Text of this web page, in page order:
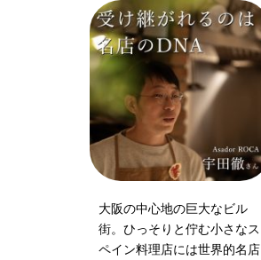
大阪の中心地の巨大なビル
街。ひっそりと佇む小さなス
ペイン料理店には世界的名店